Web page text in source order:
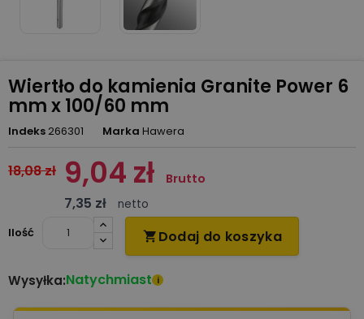
Wiertło do kamienia Granite Power 6
mm x 100/60 mm
Indeks 266301 Marka Hawera
18,08 zł 9,04 zł Brutto
7,35 zł
netto
Ilość
 Dodaj do koszyka
Wysyłka:Natychmiast i